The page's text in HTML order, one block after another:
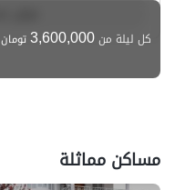
كل ليلة من3,600,000تومان
مساكن مماثلة